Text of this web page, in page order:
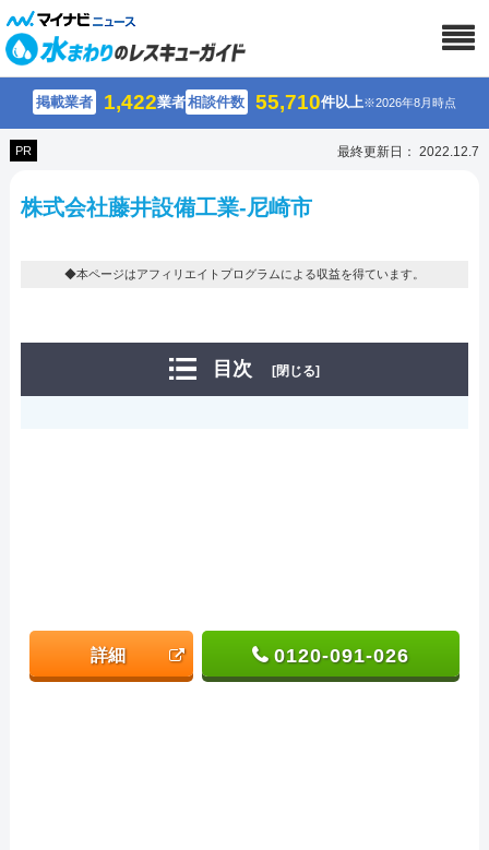
掲載業者 1,422業者相談件数 55,710件以上※2026年8月時点
PR 最終更新日： 2022.12.7
株式会社藤井設備工業-尼崎市
◆本ページはアフィリエイトプログラムによる収益を得ています。
目次 [閉じる]
詳細 0120-091-026